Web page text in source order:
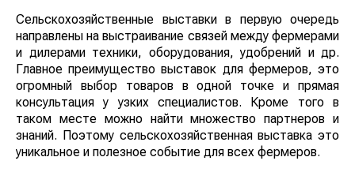
Сельскохозяйственные выставки в первую очередь
направлены на выстраивание связей между фермерами
и дилерами техники, оборудования, удобрений и др.
Главное преимущество выставок для фермеров, это
огромный выбор товаров в одной точке и прямая
консультация у узких специалистов. Кроме того в
таком месте можно найти множество партнеров и
знаний. Поэтому сельскохозяйственная выставка это
уникальное и полезное событие для всех фермеров.